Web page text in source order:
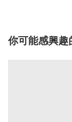
你可能感興趣